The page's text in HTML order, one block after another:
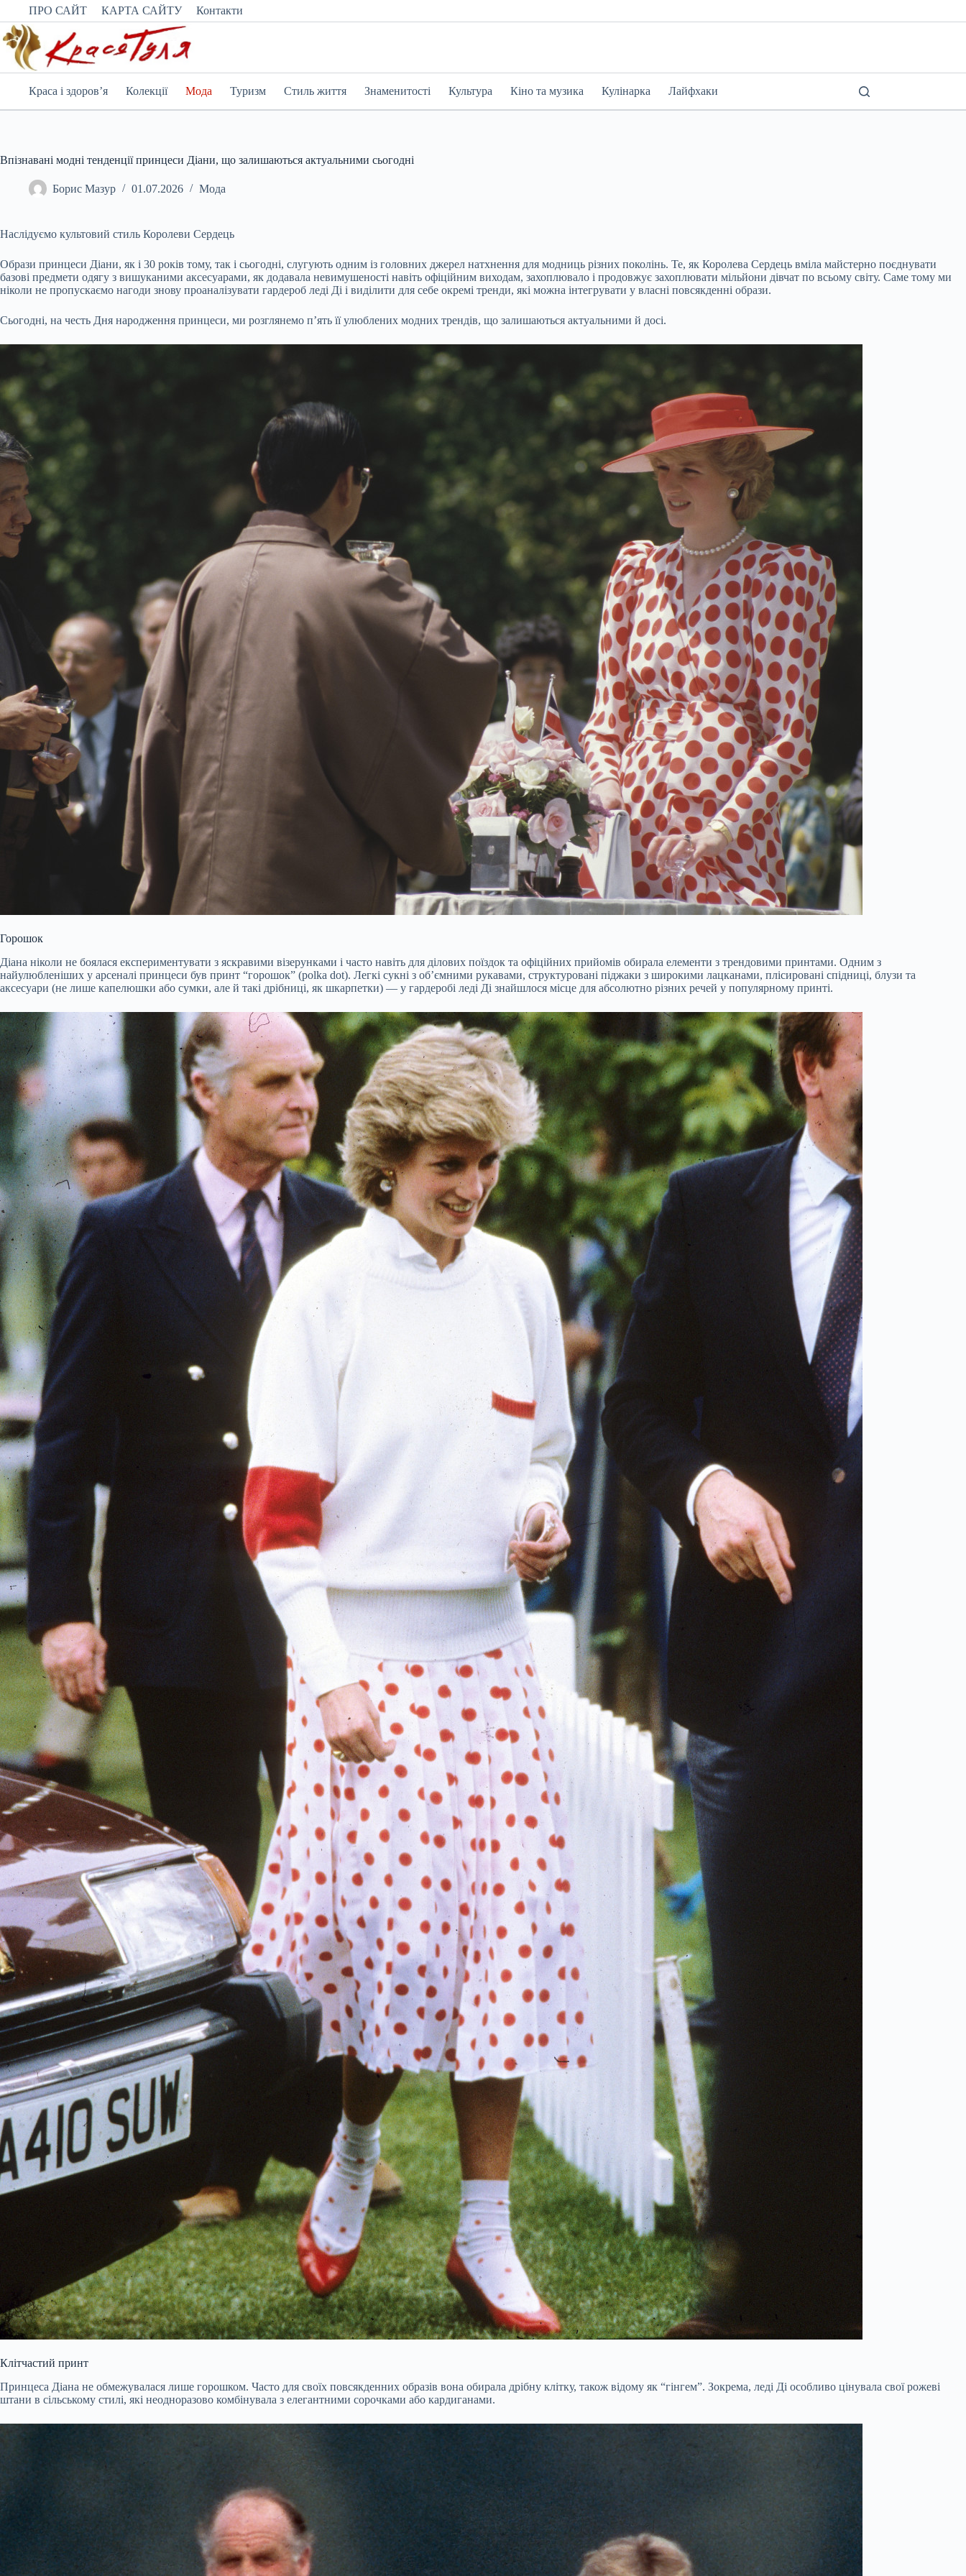
Перейти
вмісту
ПРО САЙТ КАРТА САЙТУ Контакти
Краса і здоров’я Колекції Мода Туризм Стиль життя Знаменитості Культура Кіно та музика Кулінарка Лайфхаки
Впізнавані модні тенденції принцеси Діани, що залишаються актуальними сьогодні
Борис Мазур 01.07.2026 Мода
Наслідуємо культовий стиль Королеви Сердець
Образи принцеси Діани, як і 30 років тому, так і сьогодні, слугують одним із головних джерел натхнення для модниць різних поколінь. Те, як Королева Сердець вміла майстерно поєднувати
базові предмети одягу з вишуканими аксесуарами, як додавала невимушеності навіть офіційним виходам, захоплювало і продовжує захоплювати мільйони дівчат по всьому світу. Саме тому ми
ніколи не пропускаємо нагоди знову проаналізувати гардероб леді Ді і виділити для себе окремі тренди, які можна інтегрувати у власні повсякденні образи.
Сьогодні, на честь Дня народження принцеси, ми розглянемо п’ять її улюблених модних трендів, що залишаються актуальними й досі.
Горошок
Діана ніколи не боялася експериментувати з яскравими візерунками і часто навіть для ділових поїздок та офіційних прийомів обирала елементи з трендовими принтами. Одним з
найулюбленіших у арсеналі принцеси був принт “горошок” (polka dot). Легкі сукні з об’ємними рукавами, структуровані піджаки з широкими лацканами, плісировані спідниці, блузи та
аксесуари (не лише капелюшки або сумки, але й такі дрібниці, як шкарпетки) — у гардеробі леді Ді знайшлося місце для абсолютно різних речей у популярному принті.
Клітчастий принт
Принцеса Діана не обмежувалася лише горошком. Часто для своїх повсякденних образів вона обирала дрібну клітку, також відому як “гінгем”. Зокрема, леді Ді особливо цінувала свої рожеві
штани в сільському стилі, які неодноразово комбінувала з елегантними сорочками або кардиганами.